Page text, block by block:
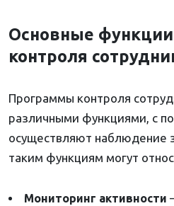
Основные
контроля
Программы контроля
различными функциями, с
осуществляют наблюдение
таким функциям могут
Мониторинг активности